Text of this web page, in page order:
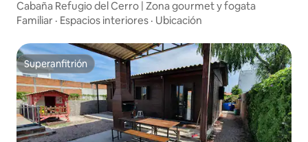
Cabaña Refugio del Cerro | Zona gourmet y fogata
Familiar · Espacios interiores · Ubicación
Superanfitrión
Superanfitrión